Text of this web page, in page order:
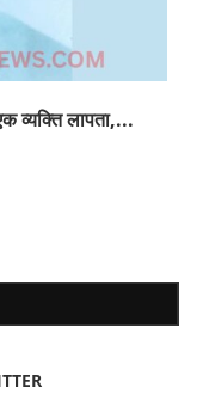
व्यक्ति लापता,...